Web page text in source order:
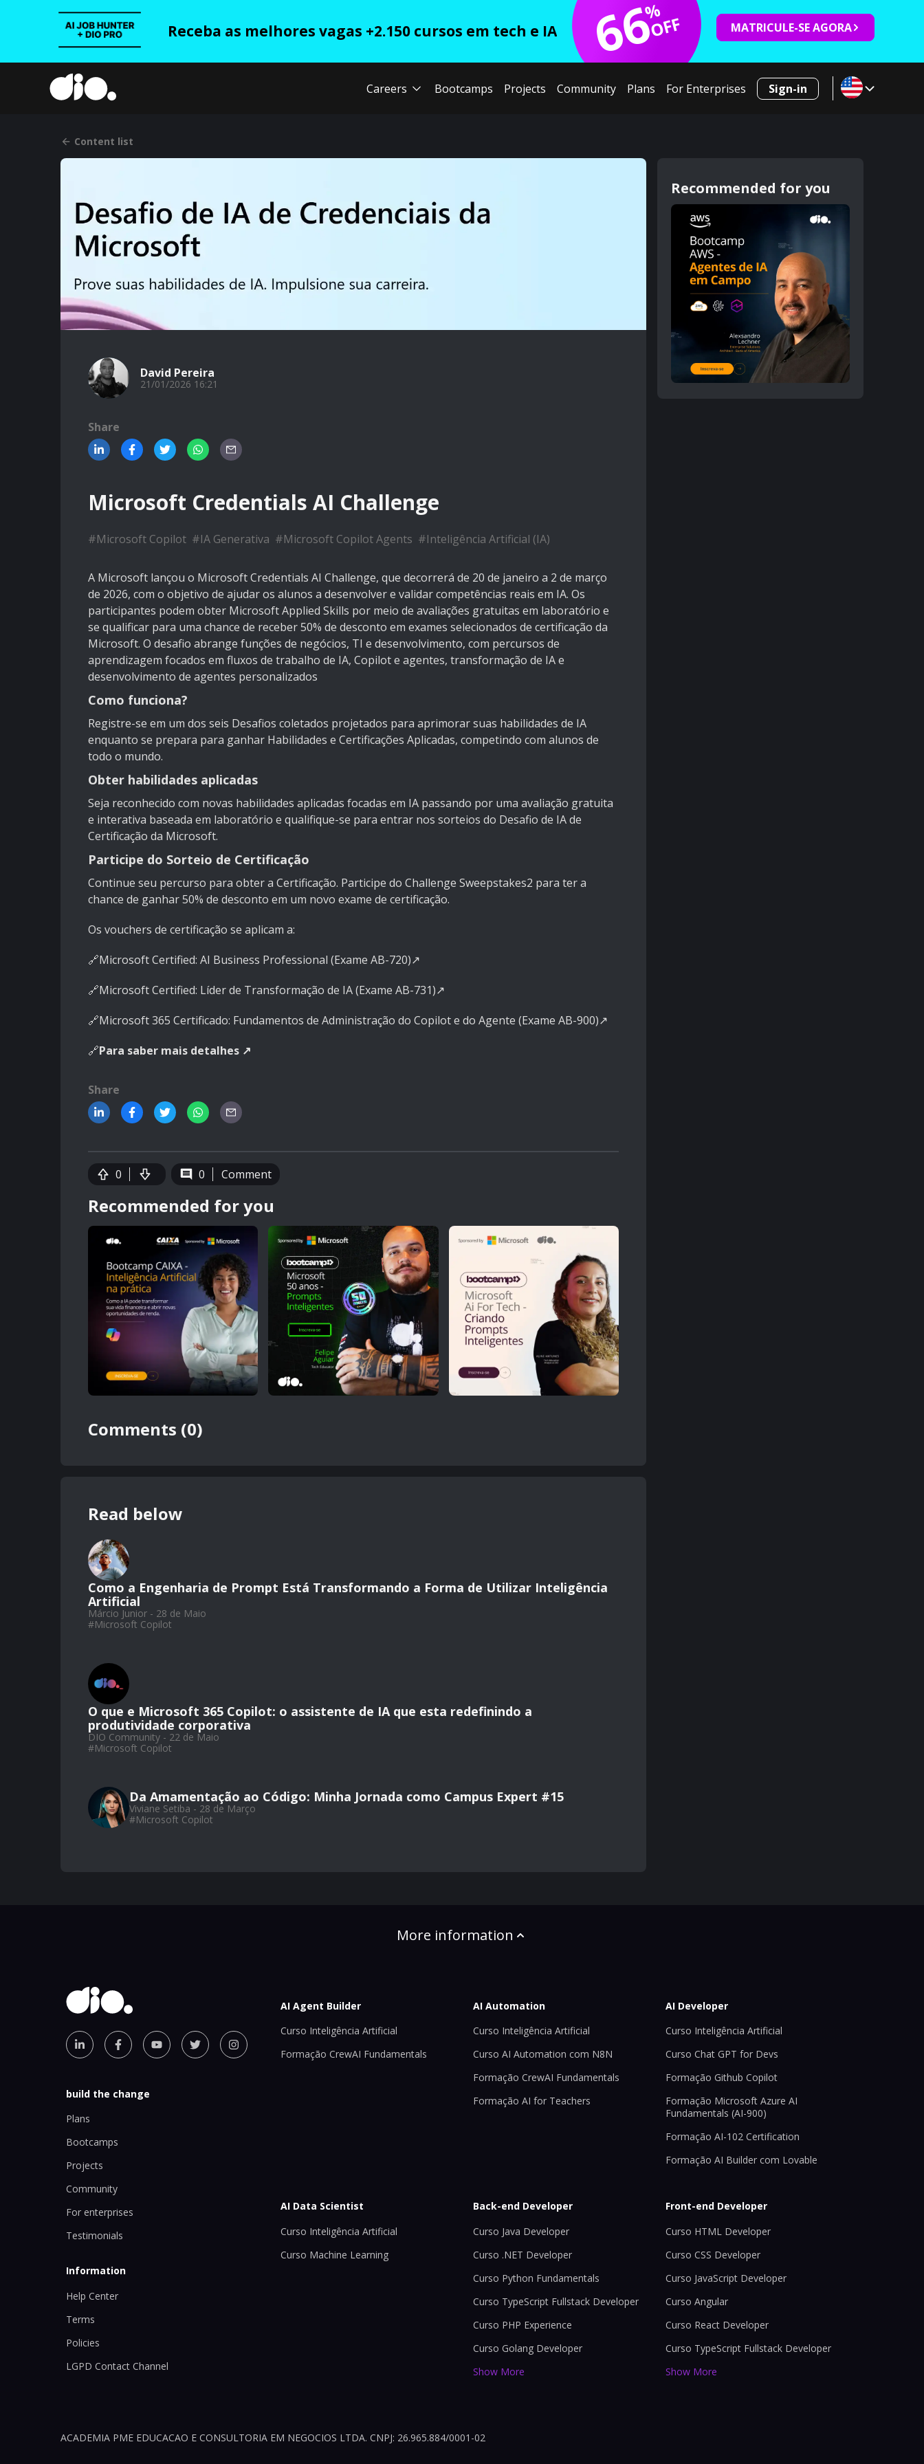
Receba as melhores vagas +2.150 cursos em tech e IA 66
%
OFF MATRICULE-SE AGORA
Careers Bootcamps Projects Community Plans For Enterprises Sign-in
Content list
David Pereira
21/01/2026 16:21
Share
Microsoft Credentials AI Challenge
#Microsoft Copilot #IA Generativa #Microsoft Copilot Agents #Inteligência Artificial (IA)
A Microsoft lançou o Microsoft Credentials AI Challenge, que decorrerá de 20 de janeiro a 2 de março
de 2026, com o objetivo de ajudar os alunos a desenvolver e validar competências reais em IA. Os
participantes podem obter Microsoft Applied Skills por meio de avaliações gratuitas em laboratório e
se qualificar para uma chance de receber 50% de desconto em exames selecionados de certificação da
Microsoft. O desafio abrange funções de negócios, TI e desenvolvimento, com percursos de
aprendizagem focados em fluxos de trabalho de IA, Copilot e agentes, transformação de IA e
desenvolvimento de agentes personalizados
Como funciona?
Registre-se em um dos seis Desafios coletados projetados para aprimorar suas habilidades de IA
enquanto se prepara para ganhar Habilidades e Certificações Aplicadas, competindo com alunos de
todo o mundo.
Obter habilidades aplicadas
Seja reconhecido com novas habilidades aplicadas focadas em IA passando por uma avaliação gratuita
e interativa baseada em laboratório e qualifique-se para entrar nos sorteios do Desafio de IA de
Certificação da Microsoft.
Participe do Sorteio de Certificação
Continue seu percurso para obter a Certificação. Participe do Challenge Sweepstakes2 para ter a
chance de ganhar 50% de desconto em um novo exame de certificação.
Os vouchers de certificação se aplicam a:
🔗Microsoft Certified: AI Business Professional (Exame AB-720)↗️
🔗Microsoft Certified: Líder de Transformação de IA (Exame AB-731)↗️
🔗Microsoft 365 Certificado: Fundamentos de Administração do Copilot e do Agente (Exame AB-900)↗️
🔗Para saber mais detalhes ↗️
Share
0 0 Comment
Recommended for you
Comments (0)
Read below
Como a Engenharia de Prompt Está Transformando a Forma de Utilizar Inteligência
Artificial
Márcio Junior - 28 de Maio
#Microsoft Copilot
O que e Microsoft 365 Copilot: o assistente de IA que esta redefinindo a
produtividade corporativa
DIO Community - 22 de Maio
#Microsoft Copilot
Da Amamentação ao Código: Minha Jornada como Campus Expert #15
Viviane Setiba - 28 de Março
#Microsoft Copilot
Recommended for you
More information
build the change
Plans
Bootcamps
Projects
Community
For enterprises
Testimonials
Information
Help Center
Terms
Policies
LGPD Contact Channel
AI Agent Builder
Curso Inteligência Artificial
Formação CrewAI Fundamentals
AI Automation
Curso Inteligência Artificial
Curso AI Automation com N8N
Formação CrewAI Fundamentals
Formação AI for Teachers
AI Developer
Curso Inteligência Artificial
Curso Chat GPT for Devs
Formação Github Copilot
Formação Microsoft Azure AI
Fundamentals (AI-900)
Formação AI-102 Certification
Formação AI Builder com Lovable
AI Data Scientist
Curso Inteligência Artificial
Curso Machine Learning
Back-end Developer
Curso Java Developer
Curso .NET Developer
Curso Python Fundamentals
Curso TypeScript Fullstack Developer
Curso PHP Experience
Curso Golang Developer
Show More
Front-end Developer
Curso HTML Developer
Curso CSS Developer
Curso JavaScript Developer
Curso Angular
Curso React Developer
Curso TypeScript Fullstack Developer
Show More
ACADEMIA PME EDUCACAO E CONSULTORIA EM NEGOCIOS LTDA. CNPJ: 26.965.884/0001-02